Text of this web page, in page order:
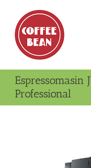
content
Espressomasin
Professional